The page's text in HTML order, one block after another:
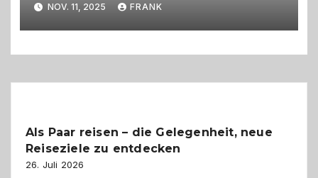
Kurzzeitkennzeichen
NOV. 11, 2025 FRANK
Als Paar reisen – die Gelegenheit, neue
Reiseziele zu entdecken
26. Juli 2026